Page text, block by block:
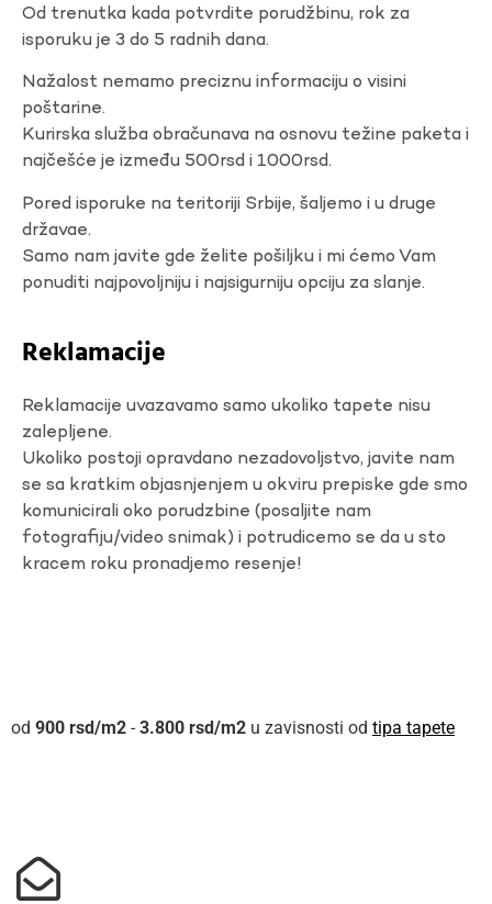
Od trenutka kada potvrdite porudžbinu, rok za
isporuku je 3 do 5 radnih dana.
Nažalost nemamo preciznu informaciju o visini
poštarine.
Kurirska služba obračunava na osnovu težine paketa i
najčešće je između 500rsd i 1000rsd.
Pored isporuke na teritoriji Srbije, šaljemo i u druge
državae.
Samo nam javite gde želite pošiljku i mi ćemo Vam
ponuditi najpovoljniju i najsigurniju opciju za slanje.
Reklamacije
Reklamacije uvazavamo samo ukoliko tapete nisu
zalepljene.
Ukoliko postoji opravdano nezadovoljstvo, javite nam
se sa kratkim objasnjenjem u okviru prepiske gde smo
komunicirali oko porudzbine (posaljite nam
fotografiju/video snimak) i potrudicemo se da u sto
kracem roku pronadjemo resenje!
900 rsd - 3.800 rsd u zavisnosti od tipa tapete